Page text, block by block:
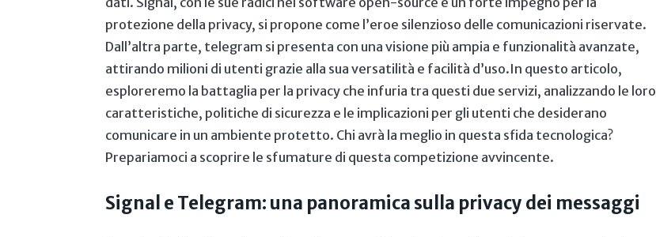
protezione ⁢della privacy, si propone ⁤come l’eroe silenzioso delle comunicazioni ‌riservate.‌
Dall’altra parte, telegram si presenta con una visione più ⁣ampia e funzionalità avanzate,
attirando ⁢milioni di utenti grazie alla sua versatilità e facilità d’uso.In questo articolo,
esploreremo la battaglia per la privacy che infuria tra questi due servizi, analizzando le‌ loro
caratteristiche, politiche di sicurezza e le implicazioni per gli utenti che desiderano
‍comunicare ⁤in un ambiente protetto. Chi⁤ avrà la meglio in ​questa sfida tecnologica?
Prepariamoci a scoprire le sfumature di⁣ questa competizione ⁣avvincente.
Signal e Telegram: una panoramica​ sulla privacy dei messaggi